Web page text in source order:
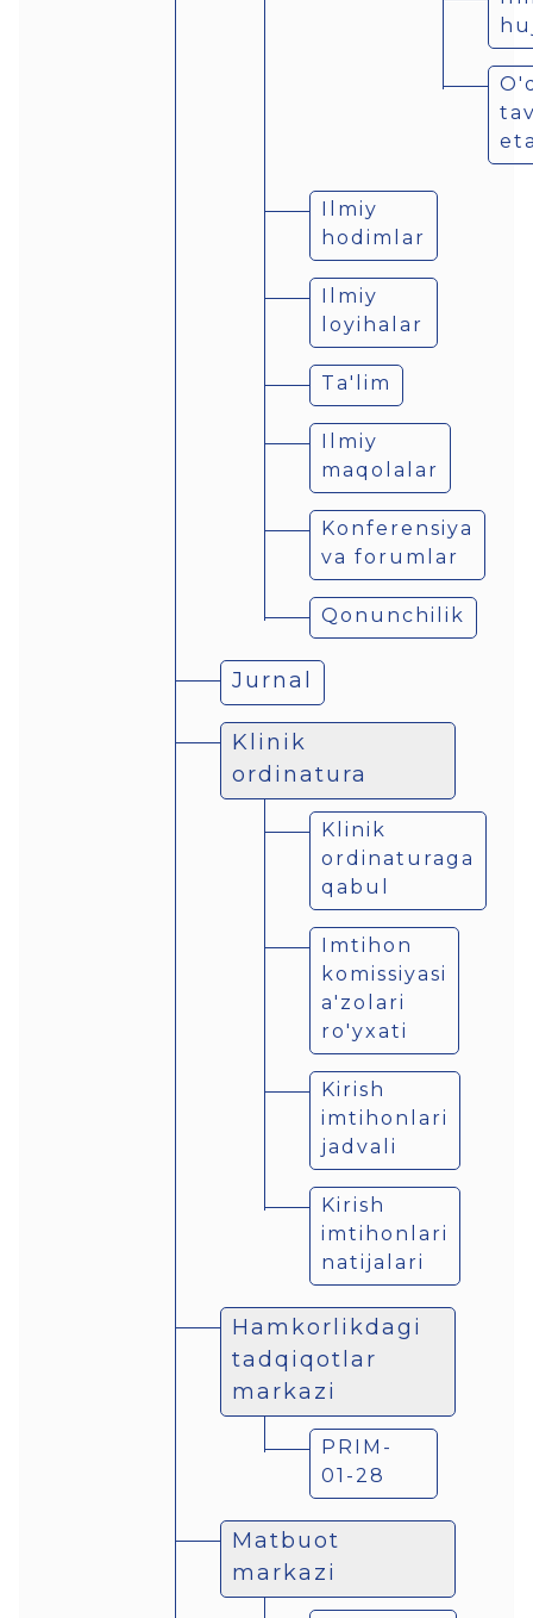
Ilmiy
hodimlar
Ilmiy
loyihalar
Ta'lim
Ilmiy
maqolalar
Konferensiya
va forumlar
Qonunchilik
Jurnal
Klinik
ordinatura
Klinik
ordinaturaga
qabul
Imtihon
komissiyasi
a'zolari
ro'yxati
Kirish
imtihonlari
jadvali
Kirish
imtihonlari
natijalari
Hamkorlikdagi
tadqiqotlar
markazi
PRIM-
01-28
Matbuot
markazi